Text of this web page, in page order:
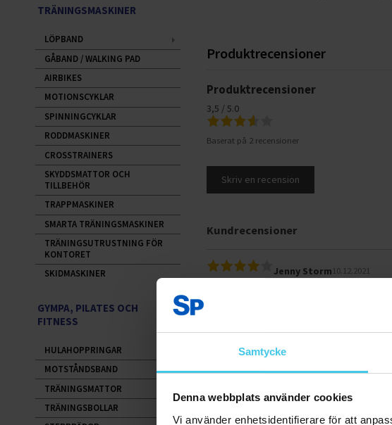
Samtycke
Denna webbplats använder cookies
Vi använder enhetsidentifierare för att
Produktrecensioner
Produktrecensioner
3,5 / 5.0
Baserat på 2 recensioner
Skriv en recension
Kundrecensioner
Jenny Storm 10.12.2021
Eicca6230.03.2021
FitNord Massage Gun Pro
Laite tuli Matkahuollon kautta "ehjänä" ja
TRÄNINGSMASKINER
LÖPBAND
GÅBAND / WALKING PAD
AIRBIKES
MOTIONSCYKLAR
SPINNINGCYKLAR
RODDMASKINER
CROSSTRAINERS
SKYDDSMATTOR OCH
TILLBEHÖR
TRAPPMASKINER
SMARTA TRÄNINGSMASKINER
TRÄNINGSUTRUSTNING FÖR
KONTORET
SKIDMASKINER
GYMPA, PILATES OCH
FITNESS
HULAHOPPRINGAR
MOTSTÅNDSBAND
TRÄNINGSMATTOR
TRÄNINGSBOLLAR